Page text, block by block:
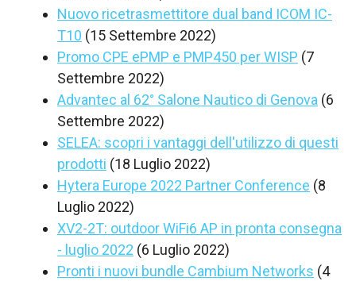
Nuovo ricetrasmettitore dual band ICOM IC-
T10 (15 Settembre 2022)
Promo CPE ePMP e PMP450 per WISP (7
Settembre 2022)
Advantec al 62° Salone Nautico di Genova (6
Settembre 2022)
SELEA: scopri i vantaggi dell'utilizzo di questi
prodotti (18 Luglio 2022)
Hytera Europe 2022 Partner Conference (8
Luglio 2022)
XV2-2T: outdoor WiFi6 AP in pronta consegna
- luglio 2022 (6 Luglio 2022)
Pronti i nuovi bundle Cambium Networks (4